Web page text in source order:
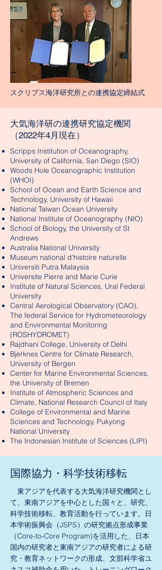
​スクリプス海洋研究所との連携協定締結式
大気海洋研の連携研究協定機関
（2022年4月現在）
Scripps Institution of Oceanography,
University of California, San Diego (SIO)
Woods Hole Oceanographic Institution
(WHOI)
School of Ocean and Earth Science and
Technology, University of Hawaii
National Taiwan Ocean University
National Institute of Oceanography (NIO)
School of Biology, the University of St
Andrews
Australia National University
Museum national d'histoire naturelle
Universiti Putra Malaysia
Universite Pierre and Marie Curie
Institute of Natural Sciences, Ural Federal
University
Central Aerological Observatory (CAO),
The federal Service for Hydrometeorology
and Environmental Monitoring
(ROSHYDROMET)
Rajdhani College, University of Delhi
Bjerknes Centre for Climate Research,
University of Bergen
Center for Marine Environmental Sciences,
the University of Bremen
Institute of Atmospheric Sciences and
Climate, National Research Council of Italy
College of Environmental and Marine
Sciences and Technology, Pukyong
National University
The Indonesian Institute of Sciences (LIPI)
​国際協力・科学技術移転
東アジアを代表する大気海洋研究機関とし
て、東南アジアを中心とした国々と、研究、
科学技術移転、教育活動を行っています。日
本学術振興会（JSPS）の研究拠点形成事業
（Core-to-Core Program)を活用した、日本
国内の研究者と東南アジアの研究者による研
究・教育ネットワークの形成、文部科学省ユ